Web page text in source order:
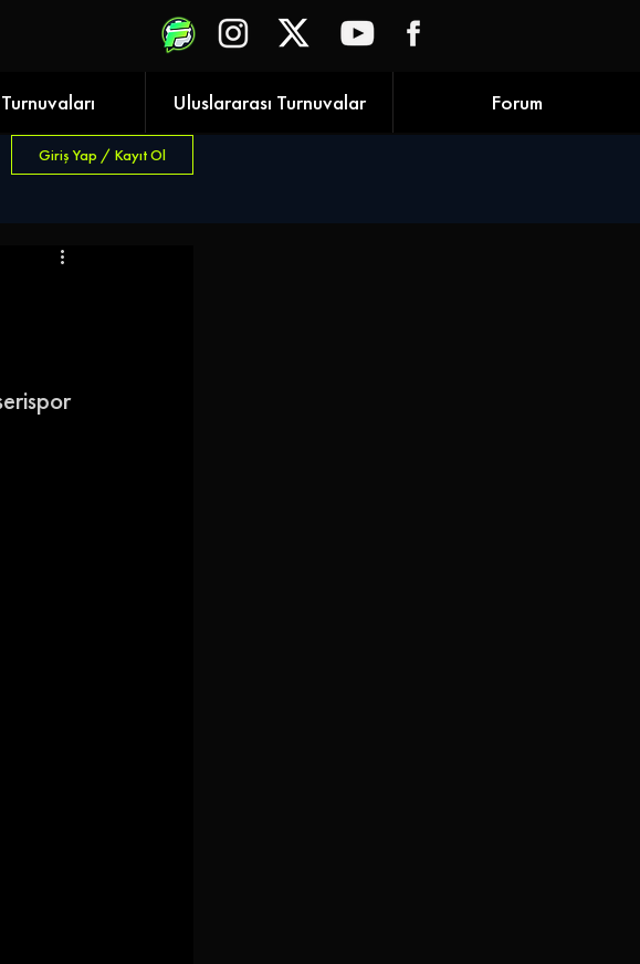
Uluslararası Turnuvalar Forum
Giriş Yap / Kayıt Ol